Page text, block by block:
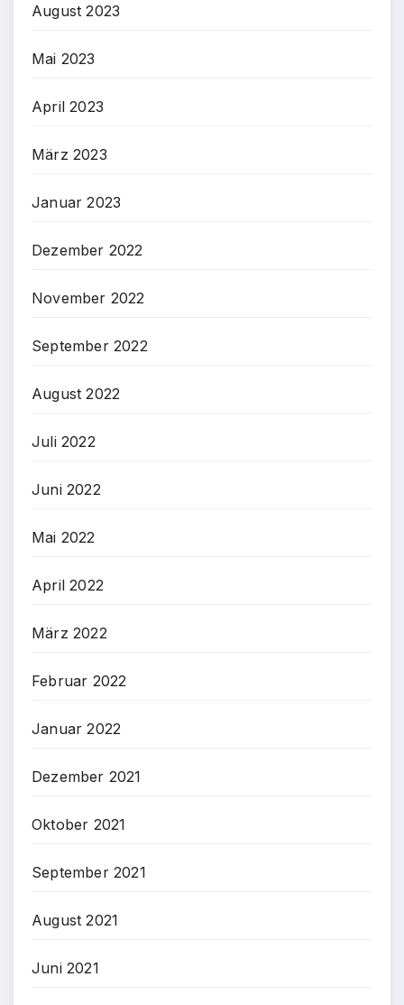
August 2023
Mai 2023
April 2023
März 2023
Januar 2023
Dezember 2022
November 2022
September 2022
August 2022
Juli 2022
Juni 2022
Mai 2022
April 2022
März 2022
Februar 2022
Januar 2022
Dezember 2021
Oktober 2021
September 2021
August 2021
Juni 2021